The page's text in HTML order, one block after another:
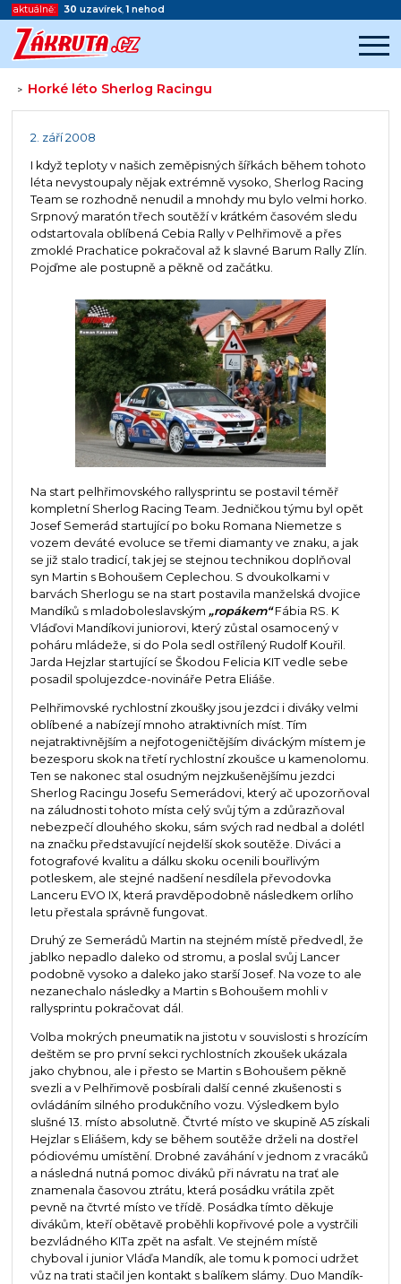
aktuálně: 30 uzavírek,1 nehod
> Horké léto Sherlog Racingu
Začátek reklamy
2. září 2008
I když teploty v našich zeměpisných šířkách během tohoto
léta nevystoupaly nějak extrémně vysoko, Sherlog Racing
Team se rozhodně nenudil a mnohdy mu bylo velmi horko.
Srpnový maratón třech soutěží v krátkém časovém sledu
odstartovala oblíbená Cebia Rally v Pelhřimově a přes
zmoklé Prachatice pokračoval až k slavné Barum Rally Zlín.
Pojďme ale postupně a pěkně od začátku.
Na start pelhřimovského rallysprintu se postavil téměř
kompletní Sherlog Racing Team. Jedničkou týmu byl opět
Josef Semerád startující po boku Romana Niemetze s
vozem deváté evoluce se třemi diamanty ve znaku, a jak
se již stalo tradicí, tak jej se stejnou technikou doplňoval
syn Martin s Bohoušem Ceplechou. S dvoukolkami v
barvách Sherlogu se na start postavila manželská dvojice
Mandíků s mladoboleslavským „ropákem“Fábia RS. K
Vláďovi Mandíkovi juniorovi, který zůstal osamocený v
poháru mládeže, si do Pola sedl ostřílený Rudolf Kouřil.
Jarda Hejzlar startující se Škodou Felicia KIT vedle sebe
posadil spolujezdce-novináře Petra Eliáše.
Pelhřimovské rychlostní zkoušky jsou jezdci i diváky velmi
oblíbené a nabízejí mnoho atraktivních míst. Tím
nejatraktivnějším a nejfotogeničtějším diváckým místem je
bezesporu skok na třetí rychlostní zkoušce u kamenolomu.
Ten se nakonec stal osudným nejzkušenějšímu jezdci
Sherlog Racingu Josefu Semerádovi, který ač upozorňoval
na záludnosti tohoto místa celý svůj tým a zdůrazňoval
nebezpečí dlouhého skoku, sám svých rad nedbal a dolétl
na značku představující nejdelší skok soutěže. Diváci a
fotografové kvalitu a dálku skoku ocenili bouřlivým
potleskem, ale stejné nadšení nesdílela převodovka
Lanceru EVO IX, která pravděpodobně následkem orlího
letu přestala správně fungovat.
Druhý ze Semerádů Martin na stejném místě předvedl, že
jablko nepadlo daleko od stromu, a poslal svůj Lancer
podobně vysoko a daleko jako starší Josef. Na voze to ale
nezanechalo následky a Martin s Bohoušem mohli v
rallysprintu pokračovat dál.
Volba mokrých pneumatik na jistotu v souvislosti s hrozícím
deštěm se pro první sekci rychlostních zkoušek ukázala
jako chybnou, ale i přesto se Martin s Bohoušem pěkně
svezli a v Pelhřimově posbírali další cenné zkušenosti s
ovládáním silného produkčního vozu. Výsledkem bylo
slušné 13. místo absolutně. Čtvrté místo ve skupině A5 získali
Hejzlar s Eliášem, kdy se během soutěže drželi na dostřel
pódiovému umístění. Drobné zaváhání v jednom z vracáků
a následná nutná pomoc diváků při návratu na trať ale
znamenala časovou ztrátu, která posádku vrátila zpět
pevně na čtvrté místo ve třídě. Posádka tímto děkuje
divákům, kteří obětavě proběhli kopřivové pole a vystrčili
bezvládného KITa zpět na asfalt. Ve stejném místě
chyboval i junior Vláďa Mandík, ale tomu k pomoci udržet
vůz na trati stačil jen kontakt s balíkem slámy. Duo Mandík-